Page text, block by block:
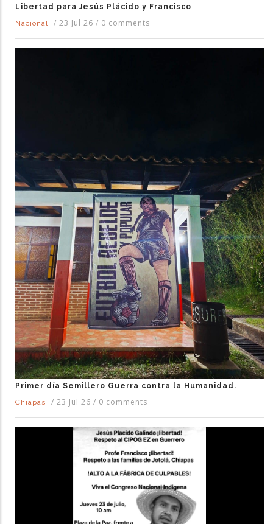
Libertad para Jesús Plácido y Francisco
Nacional
/ 23 Jul 26 / 0 comments
Primer día Semillero Guerra contra la Humanidad.
Chiapas
/ 23 Jul 26 / 0 comments